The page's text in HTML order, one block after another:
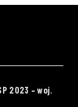
2023 – woj.